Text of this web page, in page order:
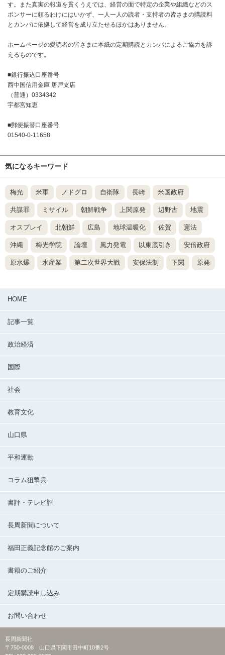
す。また真実の報道を貫くうえでは、経営の面で特定の企業や組織などのス
ポンサーに頼るわけにはいかず、一人一人の読者・支持者の皆さまの購読料
とカンパに依拠して経営を成り立たせるほかはありません。
ホームページの愛読者の皆さまに本紙の定期購読とカンパによるご協力を訴
えるものです。
■銀行振込口座番号
西中国信用金庫 唐戸支店
（普通）0334342
宇都宮知恵
■郵便振替口座番号
01540-0-11658
気になるキーワード
梅光 米軍 ノドグロ 自衛隊 長崎 米国政府
共謀罪 ミサイル 朝鮮戦争 上関原発 辺野古 地震
オスプレイ 北朝鮮 広島 地球温暖化 佐賀 憲法
沖縄 梅光学院 論壇 風力発電 以東底引き 安倍政府
原水爆 水産業 第二次世界大戦 安保法制 下関 原発
HOME
記事一覧
政治経済
国際
社会
教育文化
山口県
平和運動
コラム狙撃兵
書評・テレビ評
長周新聞について
福田正義記念館のご案内
書籍のご紹介
定期購読申し込み
お問い合わせ
長周新聞社
〒750-0008 山口県下関市田中町10番2号